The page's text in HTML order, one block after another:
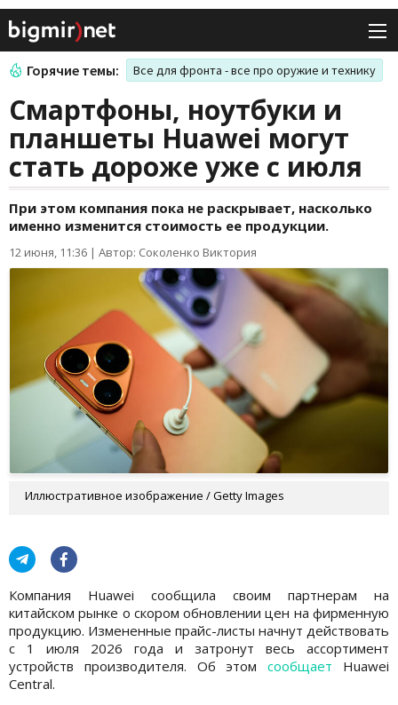
Горячие темы: Все для фронта - все про оружие и технику
Смартфоны, ноутбуки и
планшеты Huawei могут
стать дороже уже с июля
При этом компания пока не раскрывает, насколько
именно изменится стоимость ее продукции.
12 июня, 11:36 | Автор: Соколенко Виктория
Иллюстративное изображение / Getty Images
Компания Huawei сообщила своим партнерам на
китайском рынке о скором обновлении цен на фирменную
продукцию. Измененные прайс-листы начнут действовать
с 1 июля 2026 года и затронут весь ассортимент
устройств производителя. Об этомсообщает Huawei
Central.